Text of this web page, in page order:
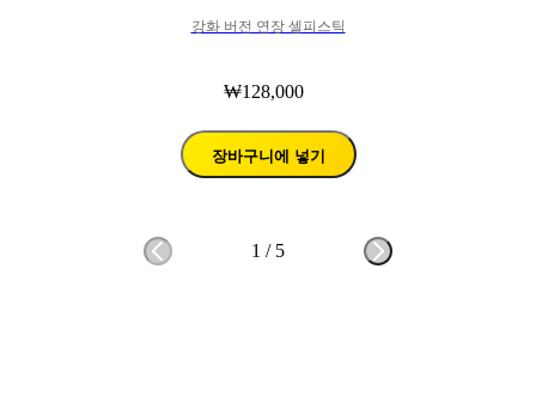
강화 버전 연장 셀피스틱
₩128,000
장바구니에 넣기
1 / 5